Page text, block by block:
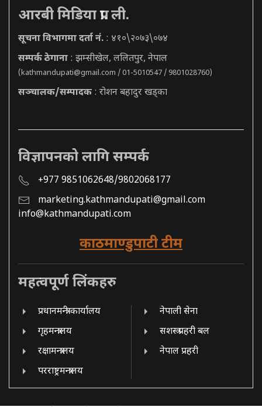
आरबी मिडिया प्रा. ली.
सूचना विभागमा दर्ता नं. : ४१०\२०७३\०७४
सम्पर्क ठेगाना : झम्सीखेल, ललितपुर, नेपाल
(kathmandupati@gmail.com / 01-5010547 / 9801028760)
सञ्चालक/सम्पादक : रोशन बहादुर खड्का
विज्ञापनको लागि सम्पर्क
+977 9851062648/9802068177
marketing.kathmandupati@gmail.com
info@kathmandupati.com
काठमाण्डुपाटी टीम
महत्वपूर्ण लिंकहरु
प्रधानमन्त्री कार्यालय
गृहमन्त्रालय
रक्षामन्त्रालय
परराष्ट्रमन्त्रालय
नेपाली सेना
सशस्त्र प्रहरी बल
नेपाल प्रहरी